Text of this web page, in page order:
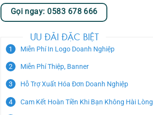
Gọi ngay: 0583 678 666
ƯU ĐÃI ĐẶC BIỆT
Miễn Phí In Logo Doanh Nghiệp
Miễn Phí Thiệp, Banner
Hỗ Trợ Xuất Hóa Đơn Doanh Nghiệp
Cam Kết Hoàn Tiền Khi Bạn Không Hài Lòng